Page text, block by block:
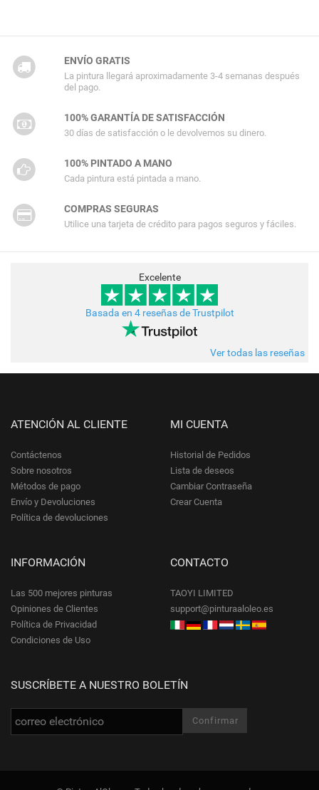
ENVÍO GRATIS
La pintura llegará aproximadamente 3-4 semanas después
del pago.
100% GARANTÍA DE SATISFACCIÓN
30 días de satisfacción o le devolvemos su dinero.
100% PINTADO A MANO
Cada pintura está pintada a mano.
COMPRAS SEGURAS
Utilice una tarjeta de crédito para pagos seguros y fáciles.
Excelente
Basada en 4 reseñas de Trustpilot
Ver todas las reseñas
ATENCIÓN AL CLIENTE
Contáctenos
Sobre nosotros
Métodos de pago
Envío y Devoluciones
Política de devoluciones
MI CUENTA
Historial de Pedidos
Lista de deseos
Cambiar Contraseña
Crear Cuenta
INFORMACIÓN
Las 500 mejores pinturas
Opiniones de Clientes
Política de Privacidad
Condiciones de Uso
CONTACTO
TAOYI LIMITED
support@pinturaaloleo.es
SUSCRÍBETE A NUESTRO BOLETÍN